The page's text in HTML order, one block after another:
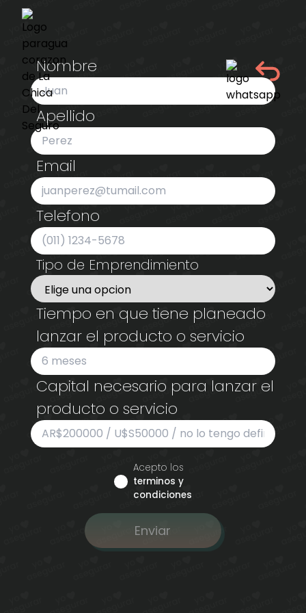
Nombre
Apellido
Email
Telefono
Tipo de Emprendimiento
Tiempo en que tiene planeado
lanzar el producto o servicio
Capital necesario para lanzar el
producto o servicio
Acepto los
terminos y
condiciones
Enviar